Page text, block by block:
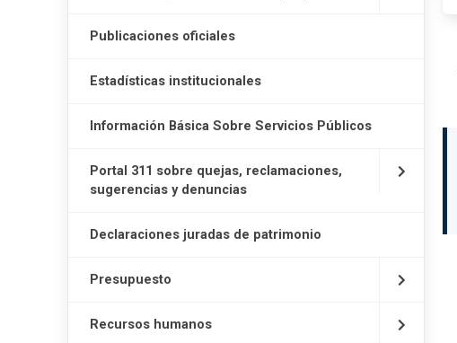
Publicaciones oficiales
Estadísticas institucionales
Información Básica Sobre Servicios Públicos
Portal 311 sobre quejas, reclamaciones,
sugerencias y denuncias
Declaraciones juradas de patrimonio
Presupuesto
Recursos humanos